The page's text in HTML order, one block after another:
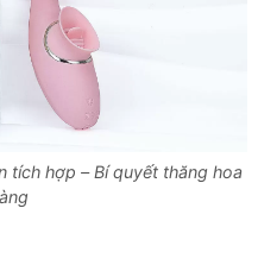
tích hợp – Bí quyết thăng hoa